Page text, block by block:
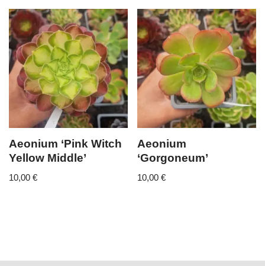
Aeonium ‘Pink Witch
Yellow Middle’
10,00 €
Aeonium
‘Gorgoneum’
10,00€